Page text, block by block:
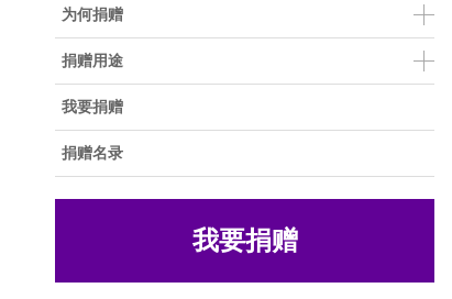
为何捐赠
捐赠用途
我要捐赠
捐赠名录
我要捐赠